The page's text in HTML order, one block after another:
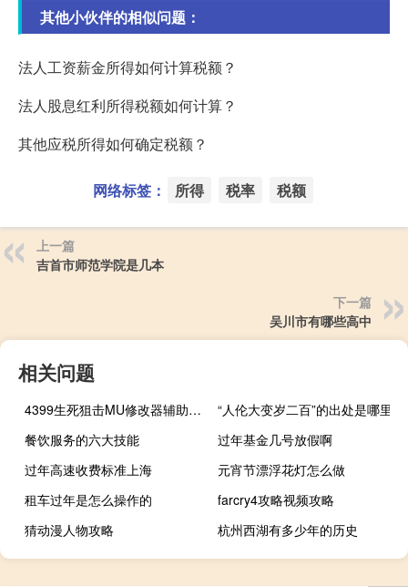
其他小伙伴的相似问题：
法人工资薪金所得如何计算税额？
法人股息红利所得税额如何计算？
其他应税所得如何确定税额？
网络标签： 所得 税率 税额
上一篇
吉首市师范学院是几本
下一篇
吴川市有哪些高中
相关问题
4399生死狙击MU修改器辅助挂 V1.0 绿色版（4399生死狙击MU修改器辅助挂 V1.0 绿色版功能简介）
“人伦大变岁二百”的出处是哪里
餐饮服务的六大技能
过年基金几号放假啊
过年高速收费标准上海
元宵节漂浮花灯怎么做
租车过年是怎么操作的
farcry4攻略视频攻略
猜动漫人物攻略
杭州西湖有多少年的历史